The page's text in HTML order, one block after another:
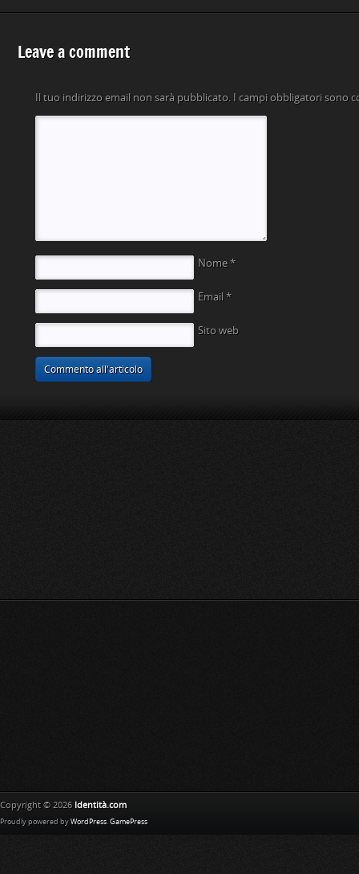
Leave a comment
Il tuo indirizzo email non sarà pubblicato. I campi obbligatori sono
Nome *
Email *
Sito web
Copyright © 2026 Identità.com
Proudly powered by WordPress. GamePress